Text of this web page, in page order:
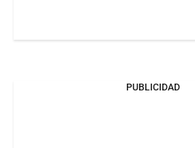
PUBLICIDAD